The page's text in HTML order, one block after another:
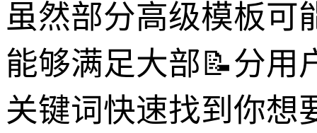
虽然部分高级模板可
能够满足大部📝分用
关键词快速找到你想